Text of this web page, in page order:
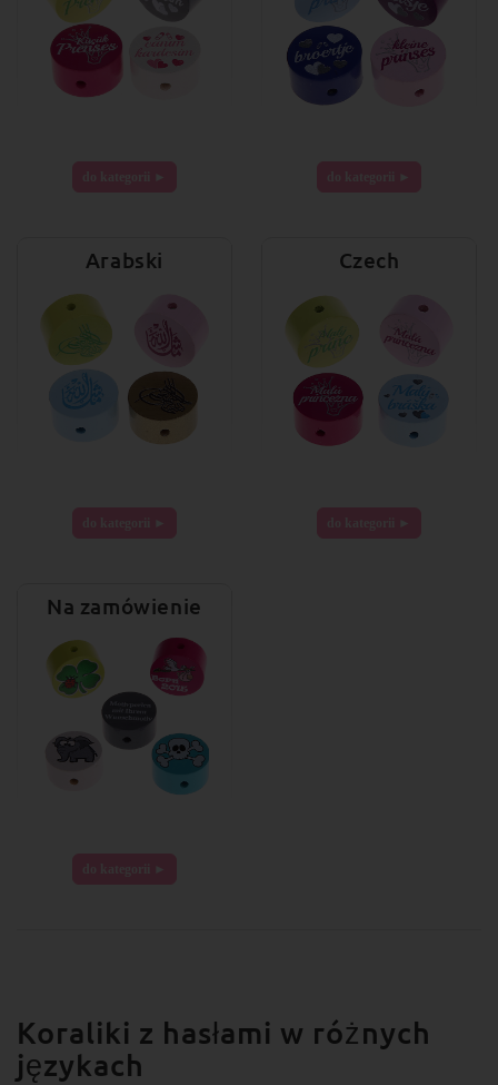
Arabski Czech
Na zamówienie
Koraliki z hasłami w różnych
językach